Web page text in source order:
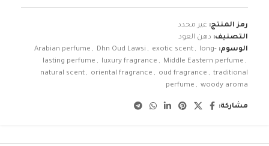
رمز المنتج: غير محدد
التصنيف: دهن العود
الوسوم:
Arabian perfume , Dhn Oud Lawsi , exotic scent , long-
lasting perfume , luxury fragrance , Middle Eastern perfume ,
natural scent , oriental fragrance , oud fragrance , traditional
perfume , woody aroma
مشاركة: